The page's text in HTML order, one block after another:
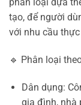
tạo, để người
với nhu cầu thực
🔹 Phân loại
Dân dụng:
gia đình, nhà